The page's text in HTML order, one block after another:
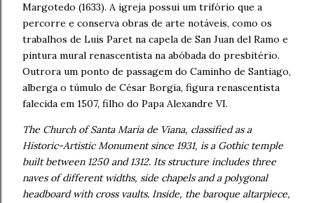
Margotedo (1633). A igreja possui um trifório que a
percorre e conserva obras de arte notáveis, como os
trabalhos de Luis Paret na capela de San Juan del Ramo e
pintura mural renascentista na abóbada do presbitério.
Outrora um ponto de passagem do Caminho de Santiago,
alberga o túmulo de César Borgia, figura renascentista
falecida em 1507, filho do Papa Alexandre VI.
The Church of Santa María de Viana, classified as a
Historic-Artistic Monument since 1931, is a Gothic temple
built between 1250 and 1312. Its structure includes three
naves of different widths, side chapels and a polygonal
headboard with cross vaults. Inside, the baroque altarpiece,